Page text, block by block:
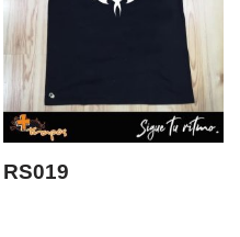
RS019